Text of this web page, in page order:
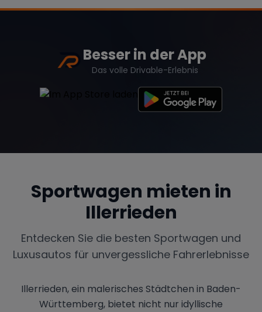
Besser in der App
Das volle Drivable-Erlebnis
Sportwagen mieten in
Illerrieden
Entdecken Sie die besten Sportwagen und
Luxusautos für unvergessliche Fahrerlebnisse
Illerrieden, ein malerisches Städtchen in Baden-
Württemberg, bietet nicht nur idyllische